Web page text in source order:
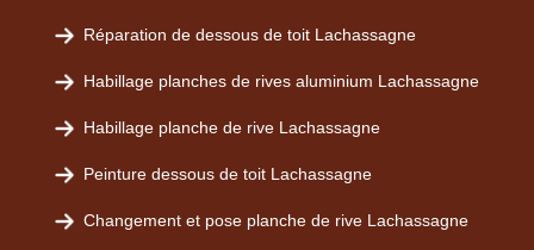
Réparation de dessous de toit Lachassagne
Habillage planches de rives aluminium Lachassagne
Habillage planche de rive Lachassagne
Peinture dessous de toit Lachassagne
Changement et pose planche de rive Lachassagne